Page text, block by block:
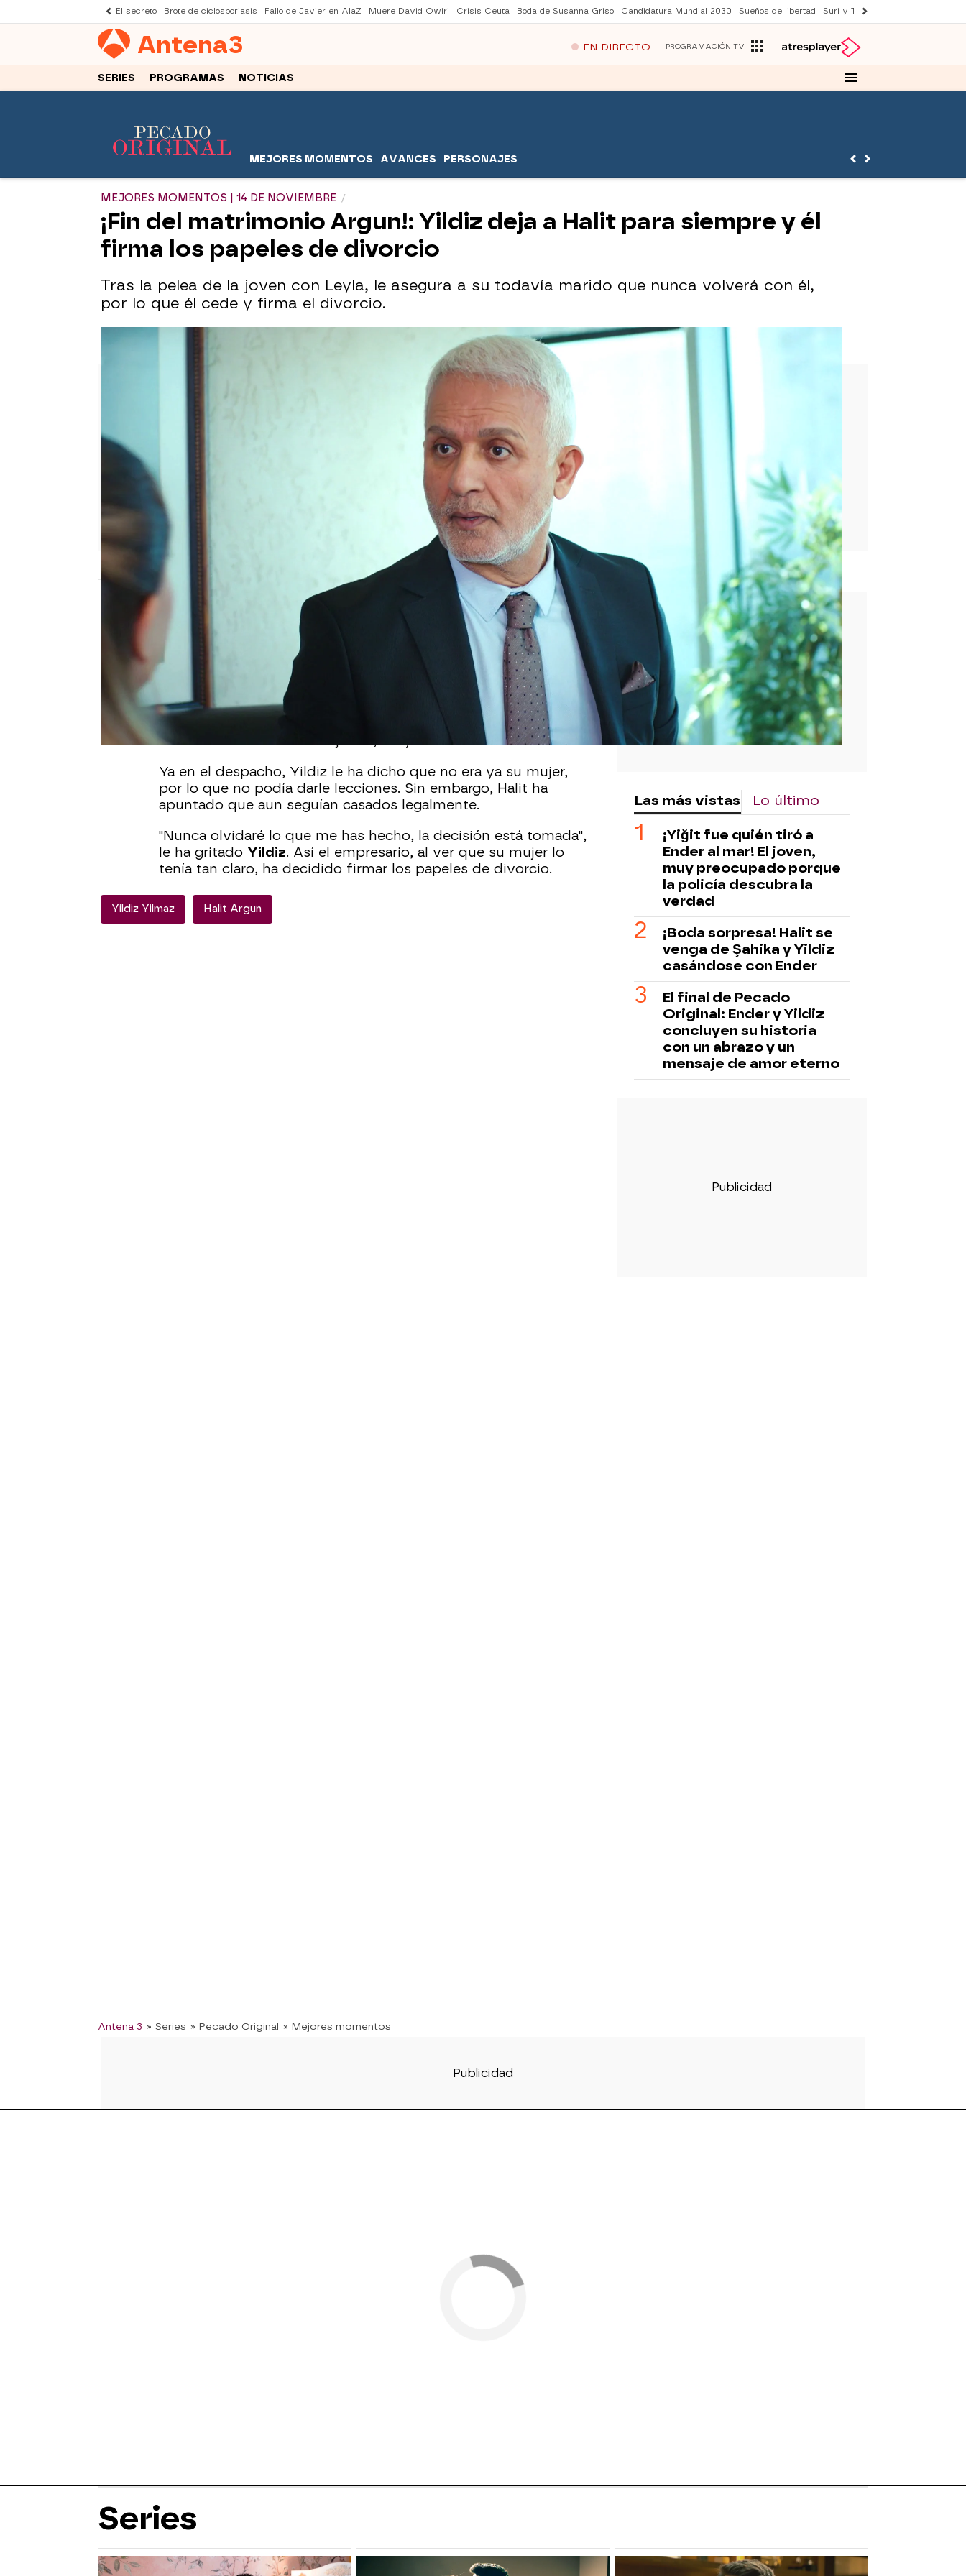
El secreto Brote de ciclosporiasis Fallo de Javier en AlaZ Muere David Owiri Crisis Ceuta Boda de Susanna Griso Candidatura Mundial 2030 Sueños de libertad Suri y Tom Cruise
Antena3 EN DIRECTO PROGRAMACIÓN TV
SERIES PROGRAMAS NOTICIAS
MEJORES MOMENTOS AVANCES PERSONAJES
MEJORES MOMENTOS | 14 DE NOVIEMBRE
¡Fin del matrimonio Argun!: Yildiz deja a Halit para siempre y él
firma los papeles de divorcio
Tras la pelea de la joven con Leyla, le asegura a su todavía marido que nunca volverá con él,
por lo que él cede y firma el divorcio.
Kaya le entrega a Halit los papeles del divorcio: "Has cometido un error perdiendo a Yildiz"
Ana Bermejo Lillo
Publicado: 14 de noviembre de 2023, 17:48 WhatsappFacebook
X
Yildiz ha tenido una
en mitad de la
oficina del Holding. La todavía mujer de Halit no se ha
aguantado al ver a su examiga y la ha tirado de los pelos: ella
sedujo a su marido y éste le fue infiel. ¡Ella ha roto una familia!
Halit ha sacado de allí a la joven, muy enfadado.
Ya en el despacho, Yildiz le ha dicho que no era ya su mujer,
por lo que no podía darle lecciones. Sin embargo, Halit ha
apuntado que aun seguían casados legalmente.
"Nunca olvidaré lo que me has hecho, la decisión está tomada",
le ha gritado Yildiz. Así el empresario, al ver que su mujer lo
tenía tan claro, ha decidido firmar los papeles de divorcio.
Yildiz Yilmaz Halit Argun
Antena 3 » Series » Pecado Original » Mejores momentos
Las más vistas Lo último
¡Yiğit fue quién tiró a
Ender al mar! El joven,
muy preocupado porque
la policía descubra la
verdad
¡Boda sorpresa! Halit se
venga de Şahika y Yildiz
casándose con Ender
El final de Pecado
Original: Ender y Yildiz
concluyen su historia
con un abrazo y un
mensaje de amor eterno
Series